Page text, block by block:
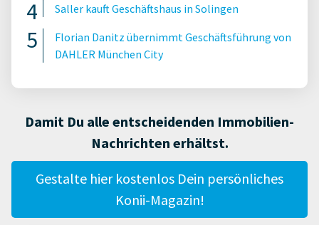
Saller kauft Geschäftshaus in Solingen
Florian Danitz übernimmt Geschäftsführung von
DAHLER München City
Damit Du alle entscheidenden Immobilien-
Nachrichten erhältst.
Gestalte hier kostenlos Dein persönliches
Konii-Magazin!